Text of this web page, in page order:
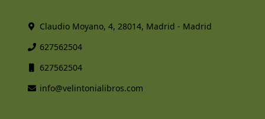
Claudio Moyano, 4, 28014, Madrid - Madrid
627562504
627562504
info@velintonialibros.com